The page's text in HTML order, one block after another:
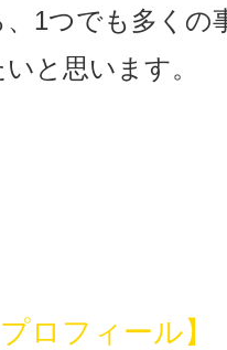
1つでも多くの
と思います。
プロフィール】